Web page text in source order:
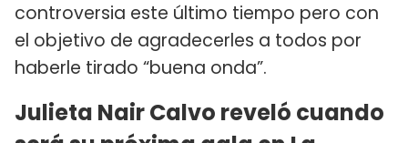
controversia este último tiempo pero con
el objetivo de agradecerles a todos por
haberle tirado “buena onda”.
Julieta Nair Calvo reveló cuando